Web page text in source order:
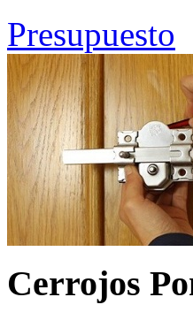
Presupuesto
Cerrojos